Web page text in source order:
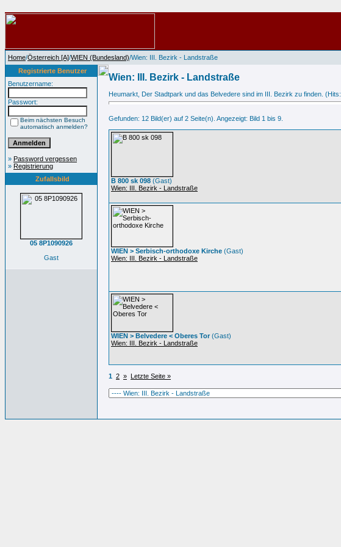
Home/Österreich [A]/WIEN (Bundesland)/Wien: III. Bezirk - Landstraße
Registrierte Benutzer
Benutzername:
Passwort:
Beim nächsten Besuch
automatisch anmelden?
» Password vergessen
» Registrierung
Zufallsbild
05 8P1090926
Gast
Wien: III. Bezirk - Landstraße
Heumarkt, Der Stadtpark und das Belvedere sind im III. Bezirk zu finden.
Gefunden: 12 Bild(er) auf 2 Seite(n). Angezeigt: Bild 1 bis 9.
B 800 sk 098 (Gast)
Wien: III. Bezirk - Landstraße
WIEN > Serbisch-orthodoxe Kirche (Gast)
Wien: III. Bezirk - Landstraße
WIEN > Belvedere < Oberes Tor(Gast)
Wien: III. Bezirk - Landstraße
1 2 » Letzte Seite »